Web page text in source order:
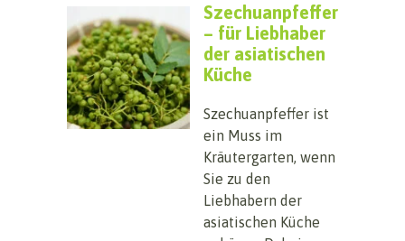
Szechuanpfeffer
– für Liebhaber
der asiatischen
Küche
Szechuanpfeffer ist
ein Muss im
Kräutergarten, wenn
Sie zu den
Liebhabern der
asiatischen Küche